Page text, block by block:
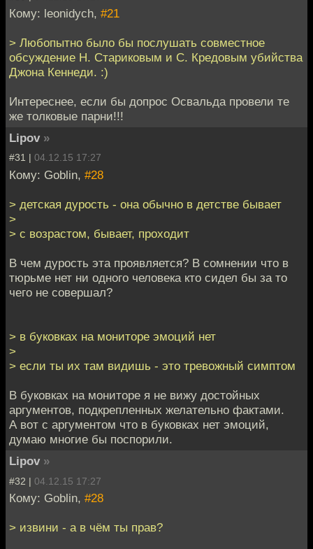
Кому: leonidych, #21
> Любопытно было бы послушать совместное
обсуждение Н. Стариковым и С. Кредовым убийства
Джона Кеннеди. :)
Интереснее, если бы допрос Освальда провели те
же толковые парни!!!
Lipov »
#31 | 04.12.15 17:27
Кому: Goblin, #28
> детская дурость - она обычно в детстве бывает
>
> с возрастом, бывает, проходит
В чем дурость эта проявляется? В сомнении что в
тюрьме нет ни одного человека кто сидел бы за то
чего не совершал?
> в буковках на мониторе эмоций нет
>
> если ты их там видишь - это тревожный симптом
В буковках на мониторе я не вижу достойных
аргументов, подкрепленных желательно фактами.
А вот с аргументом что в буковках нет эмоций,
думаю многие бы поспорили.
Lipov »
#32 | 04.12.15 17:27
Кому: Goblin, #28
> извини - а в чём ты прав?